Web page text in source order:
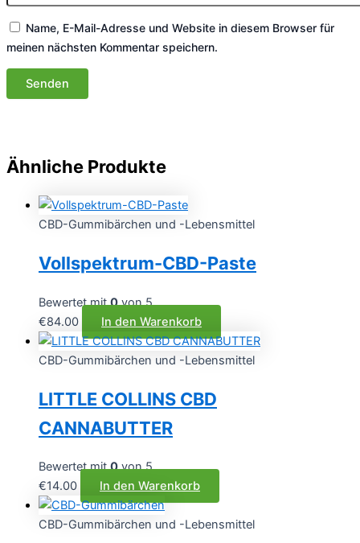
Name, E-Mail-Adresse und Website in diesem Browser für
meinen nächsten Kommentar speichern.
Ähnliche Produkte
CBD-Gummibärchen und -Lebensmittel
Vollspektrum-CBD-Paste
Bewertet mit0von 5
€84.00 In den Warenkorb
CBD-Gummibärchen und -Lebensmittel
LITTLE COLLINS CBD
CANNABUTTER
Bewertet mit0von 5
€14.00 In den Warenkorb
CBD-Gummibärchen und -Lebensmittel